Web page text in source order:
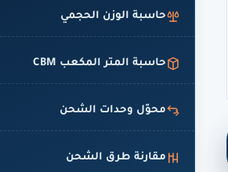
حاسبة الوزن الحجمي
حاسبة المتر المكعب CBM
محوّل وحدات الشحن
مقارنة طرق الشحن